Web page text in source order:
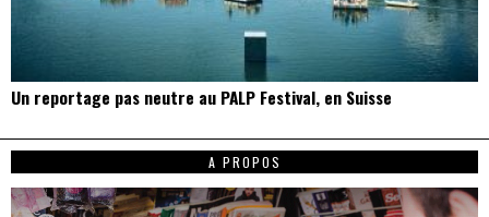
Un reportage pas neutre au PALP Festival, en Suisse
A PROPOS